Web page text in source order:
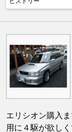
エリシオン購入
用に４駆が欲し